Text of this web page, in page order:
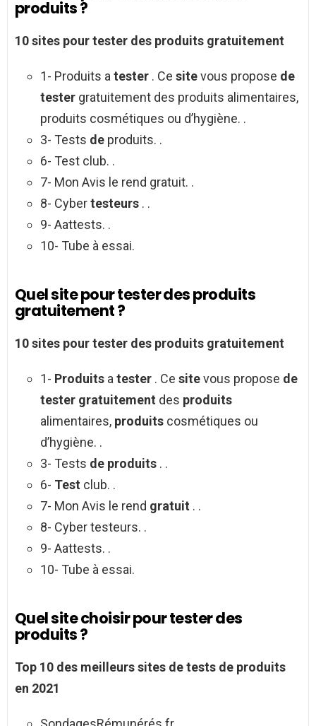
produits ?
10sites pour tester des produits gratuitement
1- Produits a tester . Ce sitevous propose de
tester gratuitement des produits alimentaires,
produits cosmétiques ou d’hygiène. .
3- Tests de produits. .
6- Test club. .
7- Mon Avis le rend gratuit. .
8- Cybertesteurs . .
9- Aattests. .
10- Tube à essai.
Quel site pour tester des produits
gratuitement ?
10sites pour tester des produits gratuitement
1- Produits a tester . Ce sitevous propose de
tester gratuitement des produits
alimentaires, produits cosmétiques ou
d’hygiène. .
3- Tests de produits . .
6- Test club. .
7- Mon Avis le rend gratuit . .
8- Cyber testeurs. .
9- Aattests. .
10- Tube à essai.
Quel site choisir pour tester des
produits ?
Top 10 des meilleurssites detests de produits
en 2021